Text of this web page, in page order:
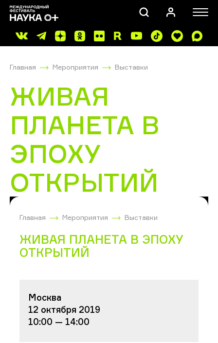
ПОИСК
Главная Мероприятия Выставки
ЖИВАЯ
ПЛАНЕТА В
ЭПОХУ
ОТКРЫТИЙ
Главная Мероприятия Выставки
ЖИВАЯ ПЛАНЕТА В ЭПОХУ
ОТКРЫТИЙ
Москва
12 октября 2019
10:00 — 14:00